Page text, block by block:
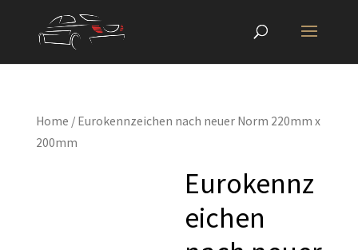
Home / Eurokennzeichen nach neuer Norm 220mm x
200mm
Eurokennz
eichen